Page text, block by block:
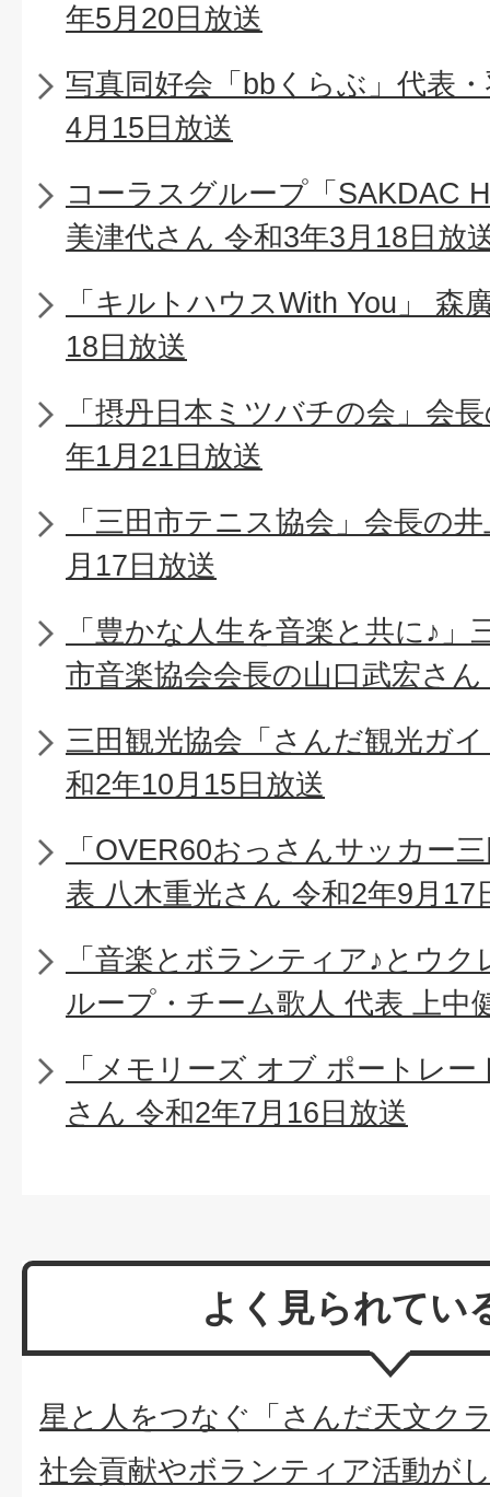
年5月20日放送
写真同好会「bbくらぶ」代表
4月15日放送
コーラスグループ「SAKDAC
美津代さん 令和3年3月18日放
「キルトハウスWith You」 森
18日放送
「摂丹日本ミツバチの会」会
年1月21日放送
「三田市テニス協会」会長の
月17日放送
「豊かな人生を音楽と共に♪」
市音楽協会会長の山口武宏さ
三田観光協会「さんだ観光ガ
和2年10月15日放送
「OVER60おっさんサッカー
表 八木重光さん 令和2年9月17
「音楽とボランティア♪とウ
ループ・チーム歌人 代表 上中
「メモリーズ オブ ポートレ
さん 令和2年7月16日放送
よく見られてい
星と人をつなぐ「さんだ天文ク
社会貢献やボランティア活動が